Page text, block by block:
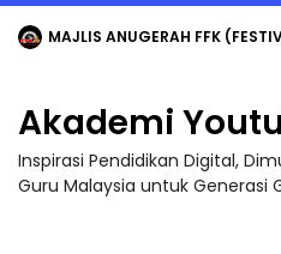
MAJLIS ANUGERAH FFK (FESTIVAL LENSA
Akademi
Inspirasi Pendidikan Digital,
Guru Malaysia untuk Generasi